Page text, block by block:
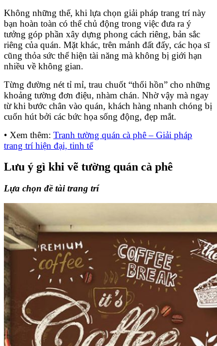
Không những thế, khi lựa chọn giải pháp trang trí này
bạn hoàn toàn có thể chủ động trong việc đưa ra ý
tưởng góp phần xây dựng phong cách riêng, bản sắc
riêng của quán. Mặt khác, trên mảnh đất đấy, các họa sĩ
cũng thỏa sức thể hiện tài năng mà không bị giới hạn
nhiều về không gian.
Từng đường nét tỉ mỉ, trau chuốt “thổi hồn” cho những
khoảng tường đơn điệu, nhàm chán. Nhờ vậy mà ngay
từ khi bước chân vào quán, khách hàng nhanh chóng bị
cuốn hút bởi các bức họa sống động, đẹp mắt.
• Xem thêm: Tranh tường quán cà phê – Giải pháp
trang trí hiện đại, tinh tế
Lưu ý gì khi vẽ tường quán cà phê
Lựa chọn đề tài trang trí